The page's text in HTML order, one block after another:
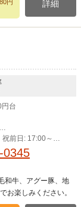
円
詳細
台
祝前日: 17:00～翌
0345
和牛、アグー豚、地
お楽しみください。